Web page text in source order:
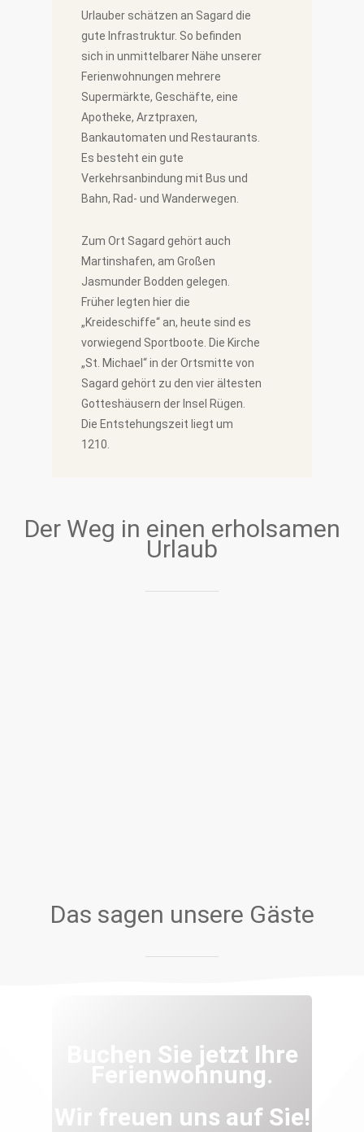
Urlauber schätzen an Sagard die
gute Infrastruktur. So befinden
sich in unmittelbarer Nähe unserer
Ferienwohnungen mehrere
Supermärkte, Geschäfte, eine
Apotheke, Arztpraxen,
Bankautomaten und Restaurants.
Es besteht ein gute
Verkehrsanbindung mit Bus und
Bahn, Rad- und Wanderwegen.
Zum Ort Sagard gehört auch
Martinshafen, am Großen
Jasmunder Bodden gelegen.
Früher legten hier die
„Kreideschiffe“ an, heute sind es
vorwiegend Sportboote. Die Kirche
„St. Michael“ in der Ortsmitte von
Sagard gehört zu den vier ältesten
Gotteshäusern der Insel Rügen.
Die Entstehungszeit liegt um
1210.
Der Weg in einen erholsamen
Urlaub
Das sagen unsere Gäste
Buchen Sie jetzt Ihre
Ferienwohnung.
Wir freuen uns auf Sie!